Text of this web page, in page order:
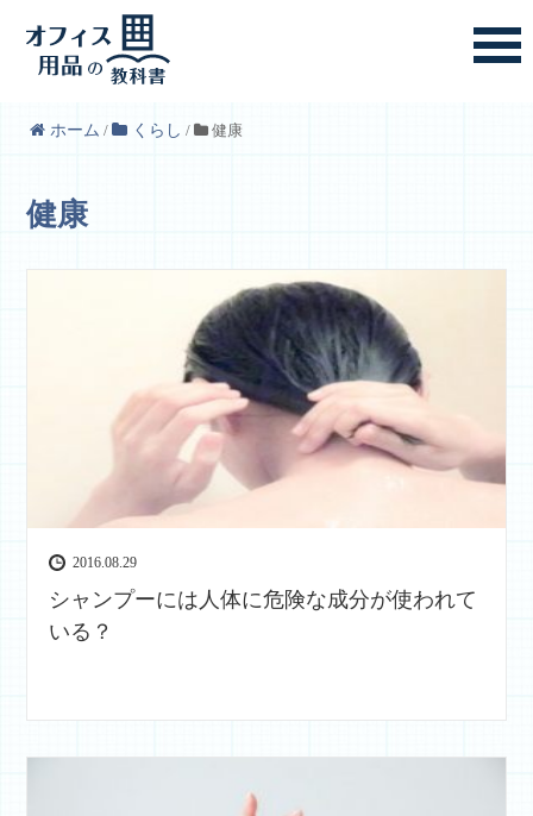
ホーム / くらし / 健康
健康
2016.08.29
シャンプーには人体に危険な成分が使われて
いる？